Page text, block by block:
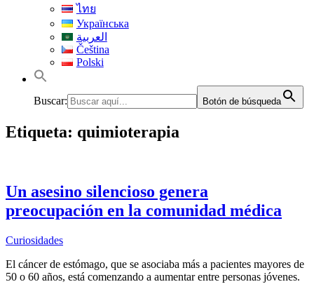
ไทย
Українська
العربية
Čeština
Polski
Buscar: Botón de búsqueda
Etiqueta: quimioterapia
Un asesino silencioso genera
preocupación en la comunidad médica
Curiosidades
El cáncer de estómago, que se asociaba más a pacientes mayores de
50 o 60 años, está comenzando a aumentar entre personas jóvenes.